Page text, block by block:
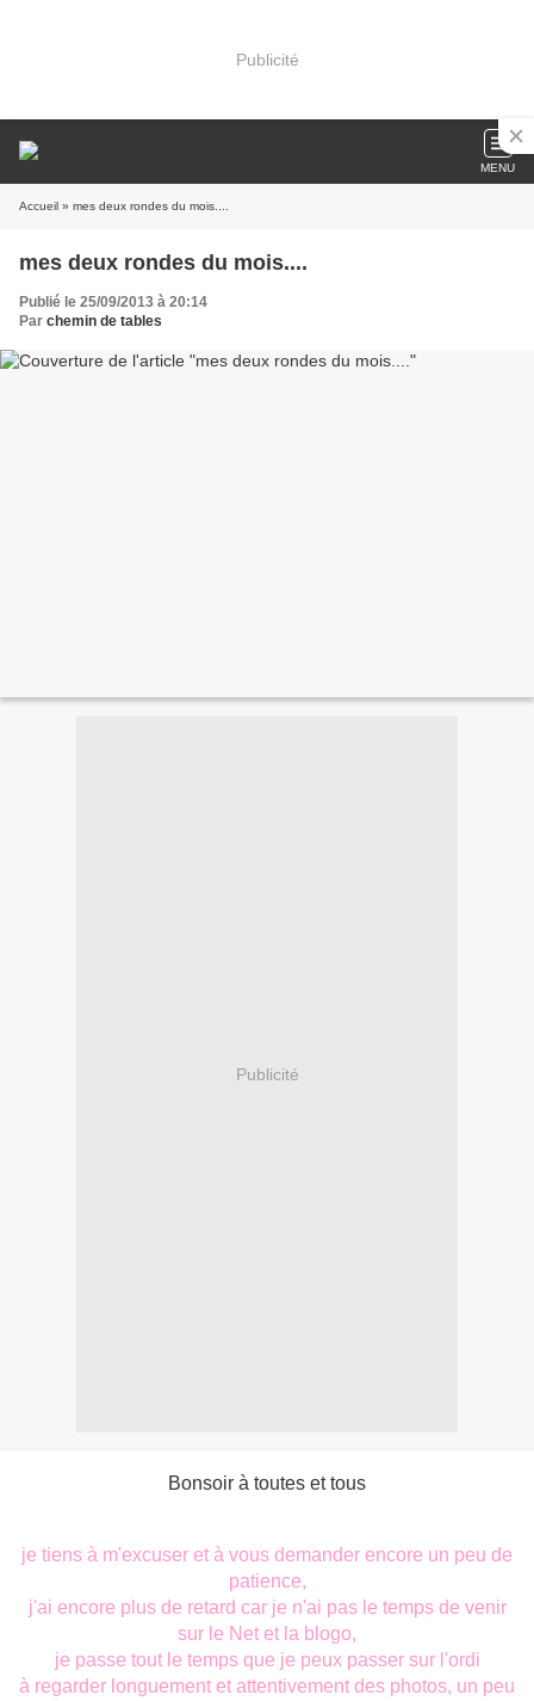
Publicité
MENU
Accueil » mes deux rondes du mois....
mes deux rondes du mois....
Publié le 25/09/2013 à 20:14
Par chemin de tables
Publicité
Bonsoir à toutes et tous
je tiens à m'excuser et à vous demander encore un peu de
patience,
j'ai encore plus de retard car je n'ai pas le temps de venir
sur le Net et la blogo,
je passe tout le temps que je peux passer sur l'ordi
à regarder longuement et attentivement des photos, un peu